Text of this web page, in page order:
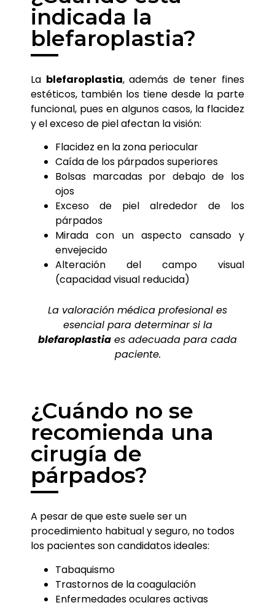
indicada la
blefaroplastia?
La blefaroplastia, además de tener fines
estéticos, también los tiene desde la parte
funcional, pues en algunos casos, la flacidez
y el exceso de piel afectan la visión:
Flacidez en la zona periocular
Caída de los párpados superiores
Bolsas marcadas por debajo de los
ojos
Exceso de piel alrededor de los
párpados
Mirada con un aspecto cansado y
envejecido
Alteración del campo visual
(capacidad visual reducida)
La valoración médica profesional es
esencial para determinar si la
blefaroplastia es adecuada para cada
paciente.
¿Cuándo no se
recomienda una
cirugía de
párpados?
A pesar de que este suele ser un
procedimiento habitual y seguro, no todos
los pacientes son candidatos ideales:
Tabaquismo
Trastornos de la coagulación
Enfermedades oculares activas